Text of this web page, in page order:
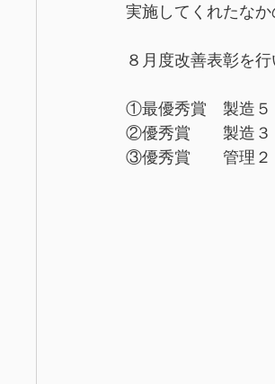
実施してくれたな
８月度改善表彰を
①最優秀賞　製造５
②優秀賞　　製造３
③優秀賞　　管理２